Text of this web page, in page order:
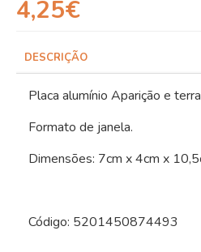
4,25€
DESCRIÇÃO
Placa alumínio Aparição e
Formato de janela.
Dimensões: 7cm x 4cm x
Código: 5201450874493